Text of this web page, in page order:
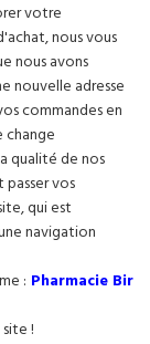
votre
nous vous
nous avons
nouvelle adresse
commandes en
change
qualité de nos
vos
qui est
navigation
: Pharmacie Bir
!